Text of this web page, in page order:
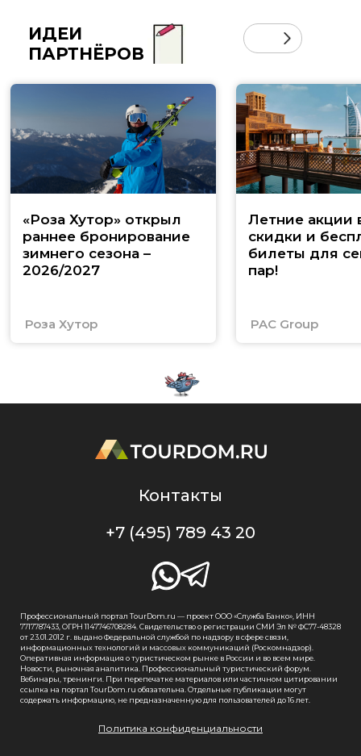
ИДЕИ
ПАРТНЁРОВ
«Роза Хутор» открыл
раннее бронирование
зимнего сезона –
2026/2027
Роза Хутор
Летние акции
скидки и
билеты для
пар!
PAC Group
Контакты
+7 (495) 789 43 20
Профессиональный портал TourDom.ru — проект ООО «Служба Банко», ИНН
7717787433, ОГРН 1147746708284. Свидетельство о регистрации СМИ Эл № ФС77-48328
от 23.01.2012 г. выдано Федеральной службой по надзору в сфере связи,
информационных технологий и массовых коммуникаций (Роскомнадзор).
Оперативная информация о туристическом рынке в России и во всем мире.
Новости, рыночная аналитика. Профессиональный туристический форум.
Вебинары, тренинги. При перепечатке материалов или частичном цитировании
ссылка на портал TourDom.ru обязательна. Отдельные публикации могут
содержать информацию, не предназначенную для пользователей до 16 лет.
Политика конфиденциальности